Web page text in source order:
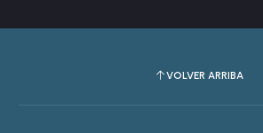
VOLVER ARRIBA